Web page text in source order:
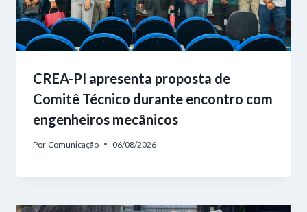
CREA-PI apresenta proposta de
Comitê Técnico durante encontro com
engenheiros mecânicos
Por Comunicação 06/08/2026